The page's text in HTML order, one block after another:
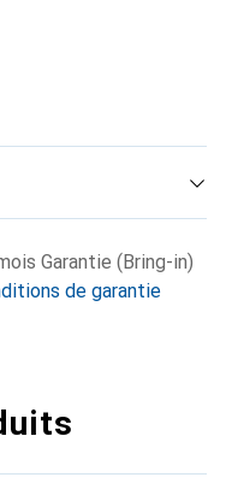
Garantie (Bring-in)
de garantie